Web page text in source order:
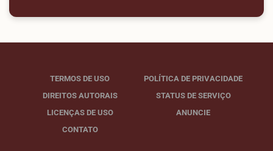
TERMOS DE USO
POLÍTICA DE PRIVACIDADE
DIREITOS AUTORAIS
STATUS DE SERVIÇO
LICENÇAS DE USO
ANUNCIE
CONTATO